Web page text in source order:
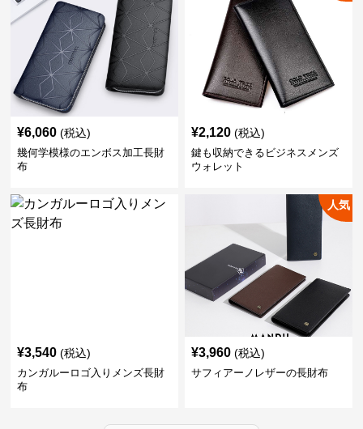
¥6,060 (税込)
幾何学模様のエンボス加工長財
布
¥2,120 (税込)
鍵も収納できるビジネスメンズ
ウォレット
¥3,540 (税込)
カンガルーロゴ入りメンズ長財
布
人気
¥3,960 (税込)
サフィアーノレザーの長財布